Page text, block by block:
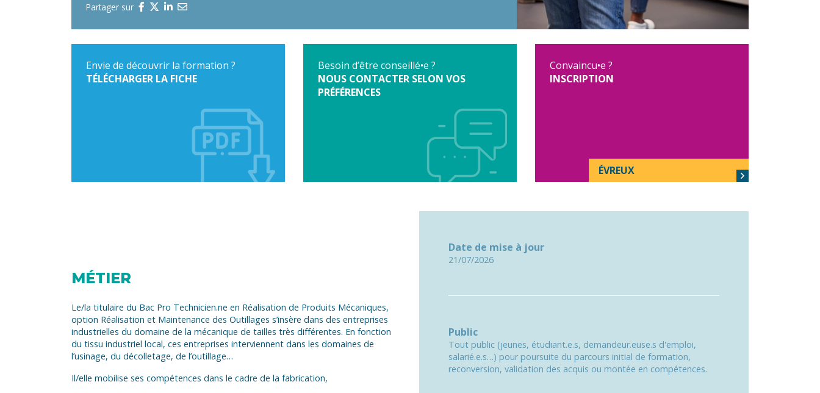
Partager sur
Envie de découvrir la formation ?
TÉLÉCHARGER LA FICHE
Besoin d’être conseillé•e ?
NOUS CONTACTER SELON VOS
PRÉFÉRENCES
Convaincu•e ?
INSCRIPTION
ÉVREUX
MÉTIER
Le/la titulaire du Bac Pro Technicien.ne en Réalisation de Produits Mécaniques,
option Réalisation et Maintenance des Outillages s’insère dans des entreprises
industrielles du domaine de la mécanique de tailles très différentes. En fonction
du tissu industriel local, ces entreprises interviennent dans les domaines de
l’usinage, du décolletage, de l’outillage…
Il/elle mobilise ses compétences dans le cadre de la fabrication,
Date de mise à jour
21/07/2026
Public
Tout public (jeunes, étudiant.e.s, demandeur.euse.s d'emploi,
salarié.e.s…) pour poursuite du parcours initial de formation,
reconversion, validation des acquis ou montée en compétences.